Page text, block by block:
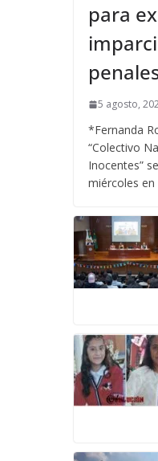
para
5 agosto,
*Fernanda
“Colectivo
Inocentes”
miércoles